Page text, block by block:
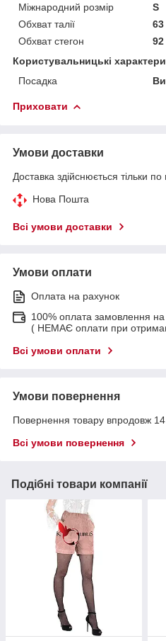
Міжнародний розмір
S
Обхват талії
Обхват стегон
Користувальницькі
Посадка
Приховати
Умови доставки
Доставка здійснюється тільки по
Нова Пошта
Всі умови доставки
Умови оплати
Оплата на рахунок
100% оплата замовлення
( НЕМАЄ оплати при
Всі умови оплати
Умови повернення
Повернення товару впродовж 14
Всі умови повернення
Подібні товари компанії